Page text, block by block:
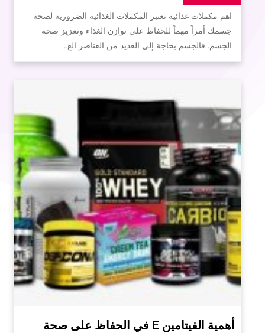
اهم مكملات غذائية تعتبر المكملات الغذائية الضرورية لصحة
جسمك أمراً مهماً للحفاظ على توازن الغذاء وتعزيز صحة
الجسم. فالجسم بحاجة إلى العديد من العناصر الغ…
أهمية الفيتامين E في الحفاظ على صحة